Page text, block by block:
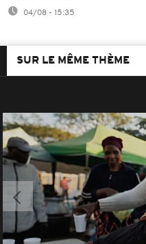
04/08 - 15:35
SUR LE MÊME THÈME